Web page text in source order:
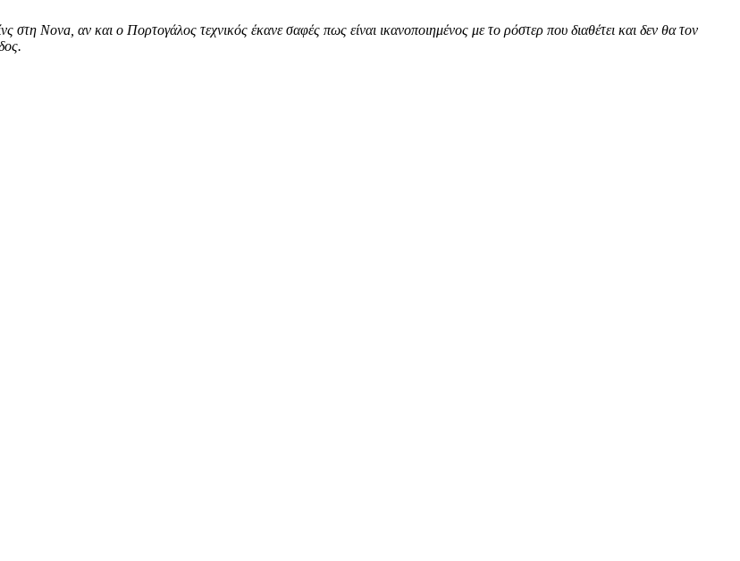
Nova, αν και ο Πορτογάλος τεχνικός έκανε σαφές πως είναι ικανοποιημένος με το ρόστερ που διαθέτει και δεν θα τον